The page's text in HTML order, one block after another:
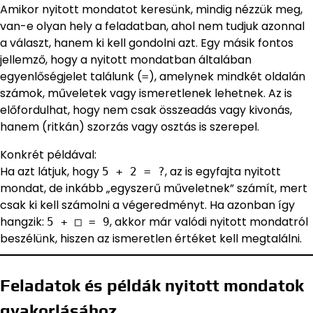
Amikor nyitott mondatot keresünk, mindig nézzük meg,
van-e olyan hely a feladatban, ahol nem tudjuk azonnal
a választ, hanem ki kell gondolni azt. Egy másik fontos
jellemző, hogy a nyitott mondatban általában
egyenlőségjelet találunk (=), amelynek mindkét oldalán
számok, műveletek vagy ismeretlenek lehetnek. Az is
előfordulhat, hogy nem csak összeadás vagy kivonás,
hanem (ritkán) szorzás vagy osztás is szerepel.
Konkrét példával:
Ha azt látjuk, hogy 5 + 2 = ?, az is egyfajta nyitott
mondat, de inkább „egyszerű műveletnek” számít, mert
csak ki kell számolni a végeredményt. Ha azonban így
hangzik: 5 + □ = 9, akkor már valódi nyitott mondatról
beszélünk, hiszen az ismeretlen értéket kell megtalálni.
Feladatok és példák nyitott mondatok